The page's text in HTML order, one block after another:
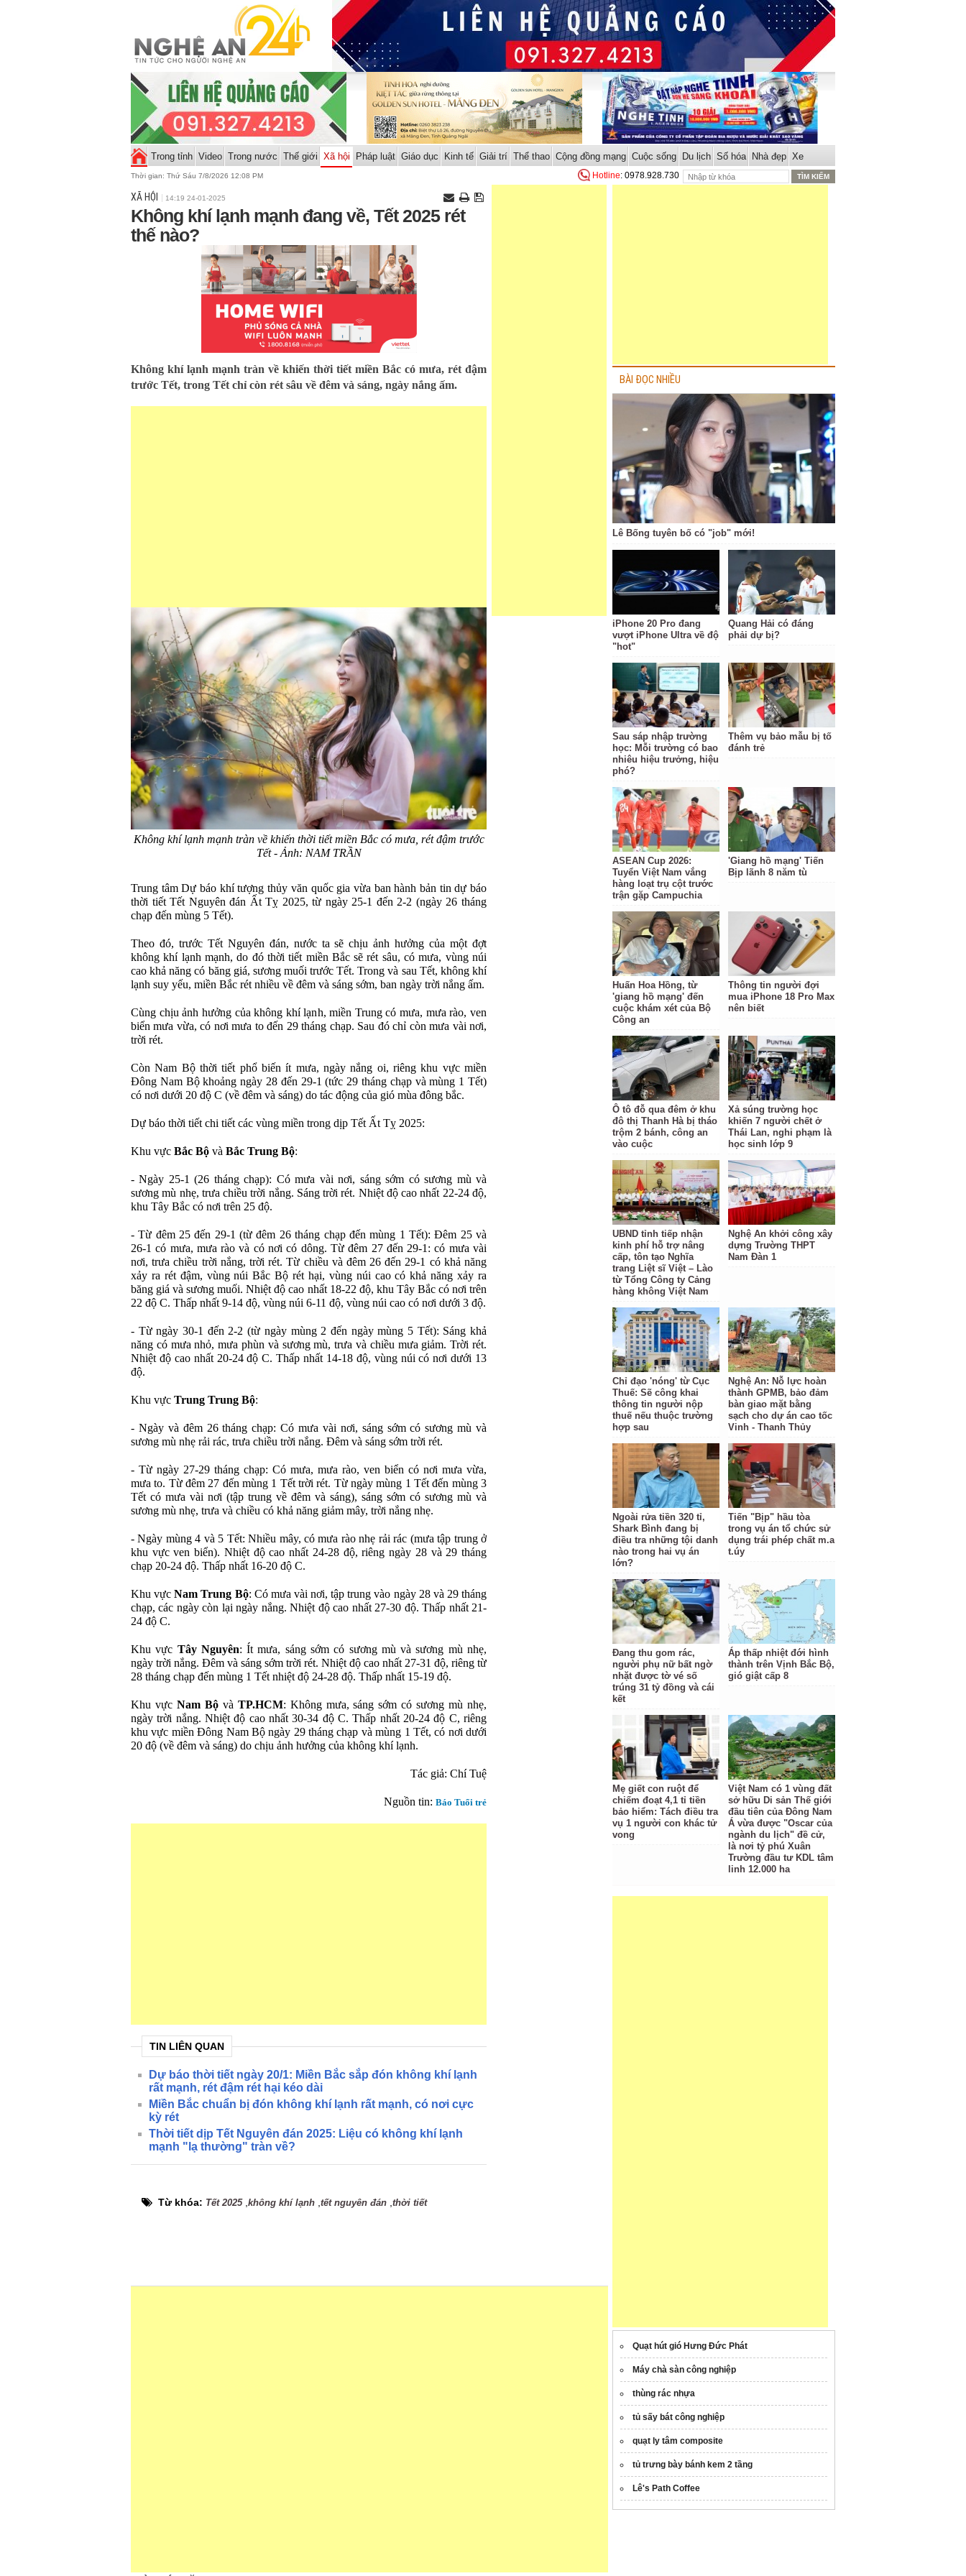
Trong tỉnh Video Trong nước Thế giới Xã hội Pháp luật Giáo dục Kinh tế Giải trí Thể thao Cộng đồng mạng Cuộc sống Du lịch Số hóa Nhà đẹp Xe
Thời gian: Thứ Sáu 7/8/2026 12:08 PM Hotline: 0978.928.730
XÃ HỘI 14:19 24-01-2025
Không khí lạnh mạnh đang về, Tết 2025 rét
thế nào?
Không khí lạnh mạnh tràn về khiến thời tiết miền Bắc có mưa, rét đậm
trước Tết, trong Tết chỉ còn rét sâu về đêm và sáng, ngày nắng ấm.
Không khí lạnh mạnh tràn về khiến thời tiết miền Bắc có mưa, rét đậm trước
Tết - Ảnh: NAM TRẦN
Trung tâm Dự báo khí tượng thủy văn quốc gia vừa ban hành bản tin dự báo
thời tiết Tết Nguyên đán Ất Tỵ 2025, từ ngày 25-1 đến 2-2 (ngày 26 tháng
chạp đến mùng 5 Tết).
Theo đó, trước Tết Nguyên đán, nước ta sẽ chịu ảnh hưởng của một đợt
không khí lạnh mạnh, do đó thời tiết miền Bắc sẽ rét sâu, có mưa, vùng núi
cao khả năng có băng giá, sương muối trước Tết. Trong và sau Tết, không khí
lạnh suy yếu, miền Bắc rét nhiều về đêm và sáng sớm, ban ngày trời nắng ấm.
Cùng chịu ảnh hưởng của không khí lạnh, miền Trung có mưa, mưa rào, ven
biển mưa vừa, có nơi mưa to đến 29 tháng chạp. Sau đó chỉ còn mưa vài nơi,
trời rét.
Còn Nam Bộ thời tiết phổ biến ít mưa, ngày nắng oi, riêng khu vực miền
Đông Nam Bộ khoảng ngày 28 đến 29-1 (tức 29 tháng chạp và mùng 1 Tết)
có nơi dưới 20 độ C (về đêm và sáng) do tác động của gió mùa đông bắc.
Dự báo thời tiết chi tiết các vùng miền trong dịp Tết Ất Tỵ 2025:
Khu vực Bắc Bộ và Bắc Trung Bộ:
- Ngày 25-1 (26 tháng chạp): Có mưa vài nơi, sáng sớm có sương mù và
sương mù nhẹ, trưa chiều trời nắng. Sáng trời rét. Nhiệt độ cao nhất 22-24 độ,
khu Tây Bắc có nơi trên 25 độ.
- Từ đêm 25 đến 29-1 (từ đêm 26 tháng chạp đến mùng 1 Tết): Đêm 25 và
26-1 có mưa, mưa rào và có nơi có dông. Từ đêm 27 đến 29-1: có mưa vài
nơi, trưa chiều trời nắng, trời rét. Từ chiều và đêm 26 đến 29-1 có khả năng
xảy ra rét đậm, vùng núi Bắc Bộ rét hại, vùng núi cao có khả năng xảy ra
băng giá và sương muối. Nhiệt độ cao nhất 18-22 độ, khu Tây Bắc có nơi trên
22 độ C. Thấp nhất 9-14 độ, vùng núi 6-11 độ, vùng núi cao có nơi dưới 3 độ.
- Từ ngày 30-1 đến 2-2 (từ ngày mùng 2 đến ngày mùng 5 Tết): Sáng khả
năng có mưa nhỏ, mưa phùn và sương mù, trưa và chiều mưa giảm. Trời rét.
Nhiệt độ cao nhất 20-24 độ C. Thấp nhất 14-18 độ, vùng núi có nơi dưới 13
độ.
Khu vực Trung Trung Bộ:
- Ngày và đêm 26 tháng chạp: Có mưa vài nơi, sáng sớm có sương mù và
sương mù nhẹ rải rác, trưa chiều trời nắng. Đêm và sáng sớm trời rét.
- Từ ngày 27-29 tháng chạp: Có mưa, mưa rào, ven biển có nơi mưa vừa,
mưa to. Từ đêm 27 đến mùng 1 Tết trời rét. Từ ngày mùng 1 Tết đến mùng 3
Tết có mưa vài nơi (tập trung về đêm và sáng), sáng sớm có sương mù và
sương mù nhẹ, trưa và chiều có khả năng giảm mây, trời nắng nhẹ.
- Ngày mùng 4 và 5 Tết: Nhiều mây, có mưa rào nhẹ rải rác (mưa tập trung ở
khu vực ven biển). Nhiệt độ cao nhất 24-28 độ, riêng ngày 28 và 29 tháng
chạp 20-24 độ. Thấp nhất 16-20 độ C.
Khu vựcNam Trung Bộ: Có mưa vài nơi, tập trung vào ngày 28 và 29 tháng
chạp, các ngày còn lại ngày nắng. Nhiệt độ cao nhất 27-30 độ. Thấp nhất 21-
24 độ C.
Khu vực Tây Nguyên: Ít mưa, sáng sớm có sương mù và sương mù nhẹ,
ngày trời nắng. Đêm và sáng sớm trời rét. Nhiệt độ cao nhất 27-31 độ, riêng từ
28 tháng chạp đến mùng 1 Tết nhiệt độ 24-28 độ. Thấp nhất 15-19 độ.
Khu vực Nam Bộvà TP.HCM: Không mưa, sáng sớm có sương mù nhẹ,
ngày trời nắng. Nhiệt độ cao nhất 30-34 độ C. Thấp nhất 20-24 độ C, riêng
khu vực miền Đông Nam Bộ ngày 29 tháng chạp và mùng 1 Tết, có nơi dưới
20 độ (về đêm và sáng) do chịu ảnh hưởng của không khí lạnh.
Tác giả: Chí Tuệ
Nguồn tin: Báo Tuổi trẻ
TIN LIÊN QUAN
Dự báo thời tiết ngày 20/1: Miền Bắc sắp đón không khí lạnh
rất mạnh, rét đậm rét hại kéo dài
Miền Bắc chuẩn bị đón không khí lạnh rất mạnh, có nơi cực
kỳ rét
Thời tiết dịp Tết Nguyên đán 2025: Liệu có không khí lạnh
mạnh "lạ thường" tràn về?
Từ khóa: Tết 2025, không khí lạnh tết nguyên đán thời tiết
BÀI ĐỌC NHIỀU
Lê Bống tuyên bố có "job" mới!
iPhone 20 Pro đang
vượt iPhone Ultra về độ
"hot"
Quang Hải có đáng
phải dự bị?
Sau sáp nhập trường
học: Mỗi trường có bao
nhiêu hiệu trưởng, hiệu
phó?
Thêm vụ bảo mẫu bị tố
đánh trẻ
ASEAN Cup 2026:
Tuyển Việt Nam vắng
hàng loạt trụ cột trước
trận gặp Campuchia
'Giang hồ mạng' Tiến
Bịp lãnh 8 năm tù
Huấn Hoa Hồng, từ
'giang hồ mạng' đến
cuộc khám xét của Bộ
Công an
Thông tin người đợi
mua iPhone 18 Pro Max
nên biết
Ô tô đỗ qua đêm ở khu
đô thị Thanh Hà bị tháo
trộm 2 bánh, công an
vào cuộc
Xả súng trường học
khiến 7 người chết ở
Thái Lan, nghi phạm là
học sinh lớp 9
UBND tỉnh tiếp nhận
kinh phí hỗ trợ nâng
cấp, tôn tạo Nghĩa
trang Liệt sĩ Việt – Lào
từ Tổng Công ty Cảng
hàng không Việt Nam
Nghệ An khởi công xây
dựng Trường THPT
Nam Đàn 1
Chỉ đạo 'nóng' từ Cục
Thuế: Sẽ công khai
thông tin người nộp
thuế nếu thuộc trường
hợp sau
Nghệ An: Nỗ lực hoàn
thành GPMB, bảo đảm
bàn giao mặt bằng
sạch cho dự án cao tốc
Vinh - Thanh Thủy
Ngoài rửa tiền 320 tỉ,
Shark Bình đang bị
điều tra những tội danh
nào trong hai vụ án
lớn?
Tiến "Bịp" hầu tòa
trong vụ án tổ chức sử
dụng trái phép chất m.a
t.úy
Đang thu gom rác,
người phụ nữ bất ngờ
nhặt được tờ vé số
trúng 31 tỷ đồng và cái
kết
Áp thấp nhiệt đới hình
thành trên Vịnh Bắc Bộ,
gió giật cấp 8
Mẹ giết con ruột để
chiếm đoạt 4,1 tỉ tiền
bảo hiểm: Tách điều tra
vụ 1 người con khác tử
vong
Việt Nam có 1 vùng đất
sở hữu Di sản Thế giới
đầu tiên của Đông Nam
Á vừa được "Oscar của
ngành du lịch" đề cử,
là nơi tỷ phú Xuân
Trường đầu tư KDL tâm
linh 12.000 ha
Quạt hút gió Hưng Đức Phát
Máy chà sàn công nghiệp
thùng rác nhựa
tủ sấy bát công nghiệp
quạt ly tâm composite
tủ trưng bày bánh kem 2 tầng
Lê's Path Coffee